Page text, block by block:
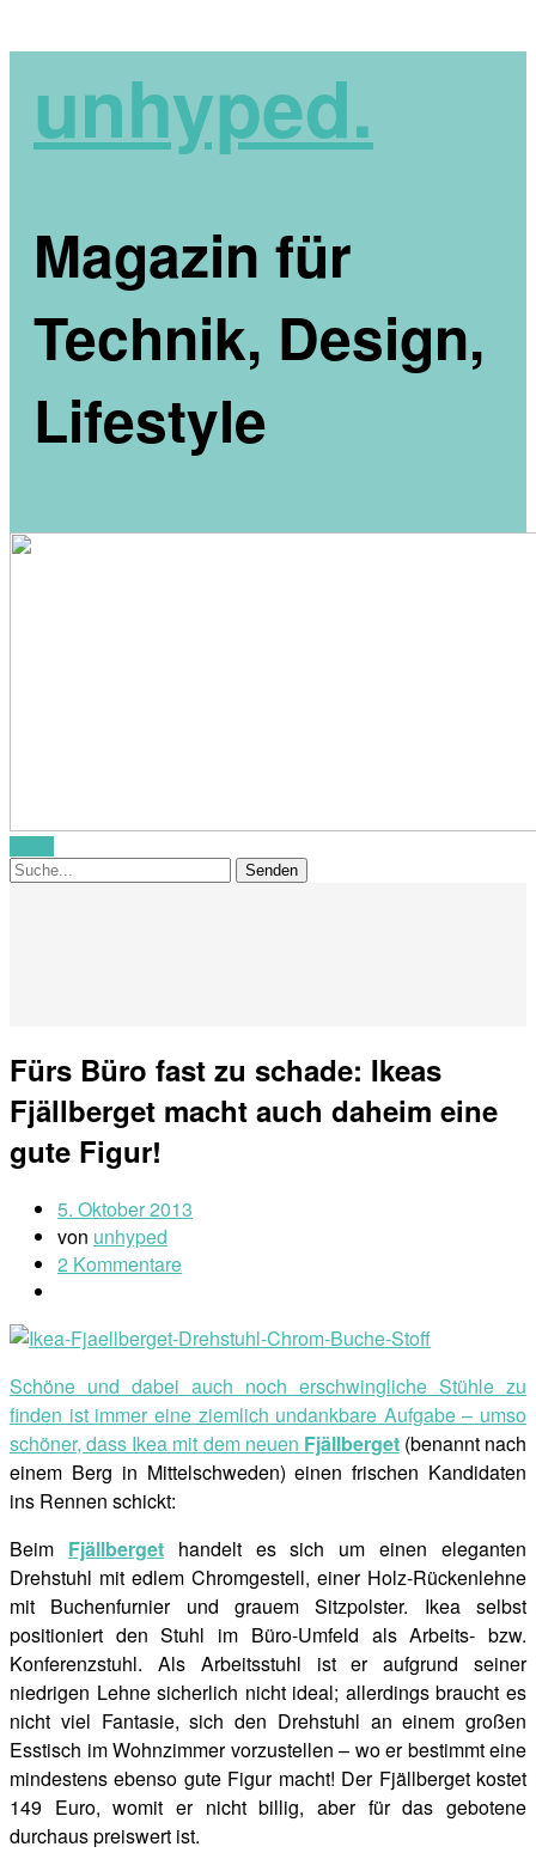
unhyped.
Magazin für
Technik, Design,
Lifestyle
Fürs Büro fast zu schade: Ikeas
Fjällberget macht auch daheim eine
gute Figur!
5. Oktober 2013
von unhyped
2 Kommentare
Schöne und dabei auch noch erschwingliche Stühle zu
finden ist immer eine ziemlich undankbare Aufgabe – umso
schöner, dass Ikea mit dem neuen Fjällberget(benannt nach
einem Berg in Mittelschweden) einen frischen Kandidaten
ins Rennen schickt:
Beim Fjällbergethandelt es sich um einen eleganten
Drehstuhl mit edlem Chromgestell, einer Holz-Rückenlehne
mit Buchenfurnier und grauem Sitzpolster. Ikea selbst
positioniert den Stuhl im Büro-Umfeld als Arbeits- bzw.
Konferenzstuhl. Als Arbeitsstuhl ist er aufgrund seiner
niedrigen Lehne sicherlich nicht ideal; allerdings braucht es
nicht viel Fantasie, sich den Drehstuhl an einem großen
Esstisch im Wohnzimmer vorzustellen – wo er bestimmt eine
mindestens ebenso gute Figur macht! Der Fjällberget kostet
149 Euro, womit er nicht billig, aber für das gebotene
durchaus preiswert ist.